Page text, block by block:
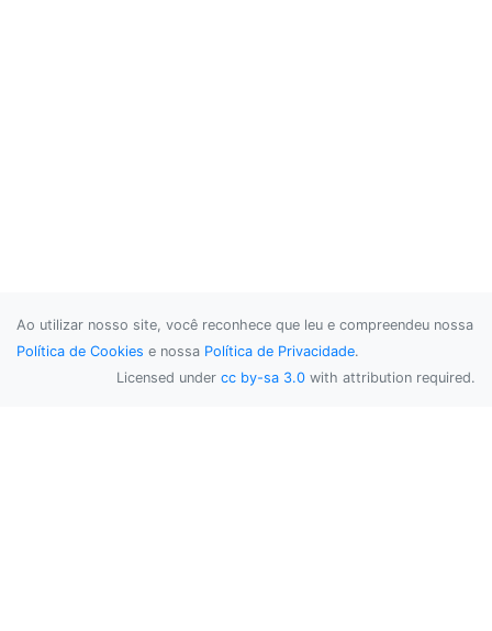
Ao utilizar nosso site, você reconhece que leu e compreendeu nossa
Política de Cookies e nossa Política de Privacidade.
Licensed under cc by-sa 3.0 with attribution required.